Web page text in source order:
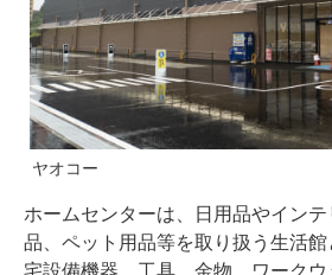
ヤオコー
ホームセンターは、日用品やイン
品、ペット用品等を取り扱う生活